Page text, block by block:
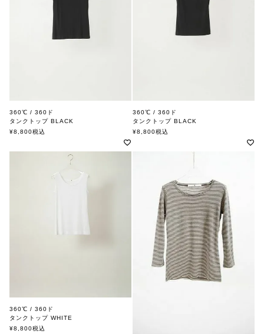
360℃ / 360ド
タンクトップ BLACK
¥8,800税込
360℃ / 360ド
タンクトップ BLACK
¥8,800税込
360℃ / 360ド
タンクトップ WHITE
¥8,800税込